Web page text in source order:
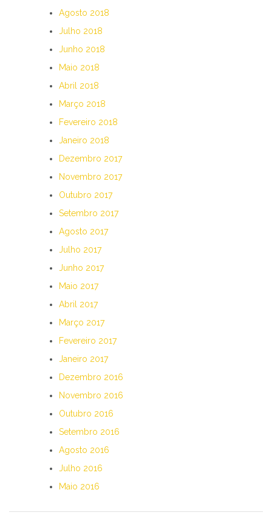
Agosto 2018
Julho 2018
Junho 2018
Maio 2018
Abril 2018
Março 2018
Fevereiro 2018
Janeiro 2018
Dezembro 2017
Novembro 2017
Outubro 2017
Setembro 2017
Agosto 2017
Julho 2017
Junho 2017
Maio 2017
Abril 2017
Março 2017
Fevereiro 2017
Janeiro 2017
Dezembro 2016
Novembro 2016
Outubro 2016
Setembro 2016
Agosto 2016
Julho 2016
Maio 2016